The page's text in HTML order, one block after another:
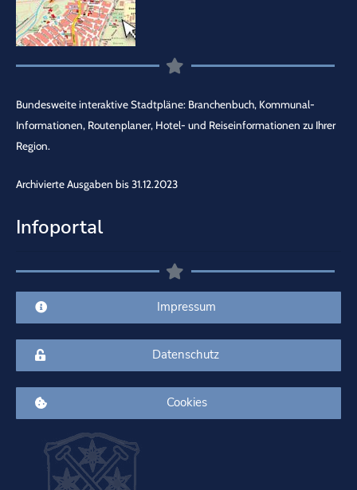
Bundesweite interaktive Stadtpläne: Branchenbuch, Kommunal-
Informationen, Routenplaner, Hotel- und Reiseinformationen zu Ihrer
Region.
Archivierte Ausgaben bis 31.12.2023
Infoportal
Impressum
Datenschutz
Cookies